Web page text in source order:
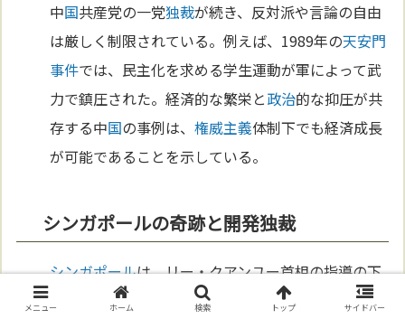
中国共産党の一党独裁が続き、反対派や言論の自由
は厳しく制限されている。例えば、1989年の天安門
事件では、民主化を求める学生運動が軍によって武
力で鎮圧された。経済的な繁栄と政治的な抑圧が共
存する中国の事例は、権威主義体制下でも経済成長
が可能であることを示している。
シンガポールの奇跡と開発独裁
シンガポールは、リー・クアンユー首相の指導の下
独裁
の成功例として知られている。1965年
メニュー ホーム 検索 トップ サイドバー